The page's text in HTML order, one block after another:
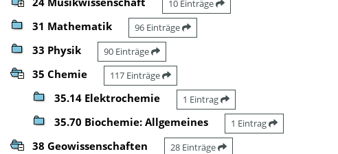
10 Einträge
31 Mathematik 96 Einträge
33 Physik 90 Einträge
35 Chemie 117 Einträge
35.14 Elektrochemie 1 Eintrag
35.70 Biochemie: Allgemeines 1 Eintrag
38 Geowissenschaften 28 Einträge